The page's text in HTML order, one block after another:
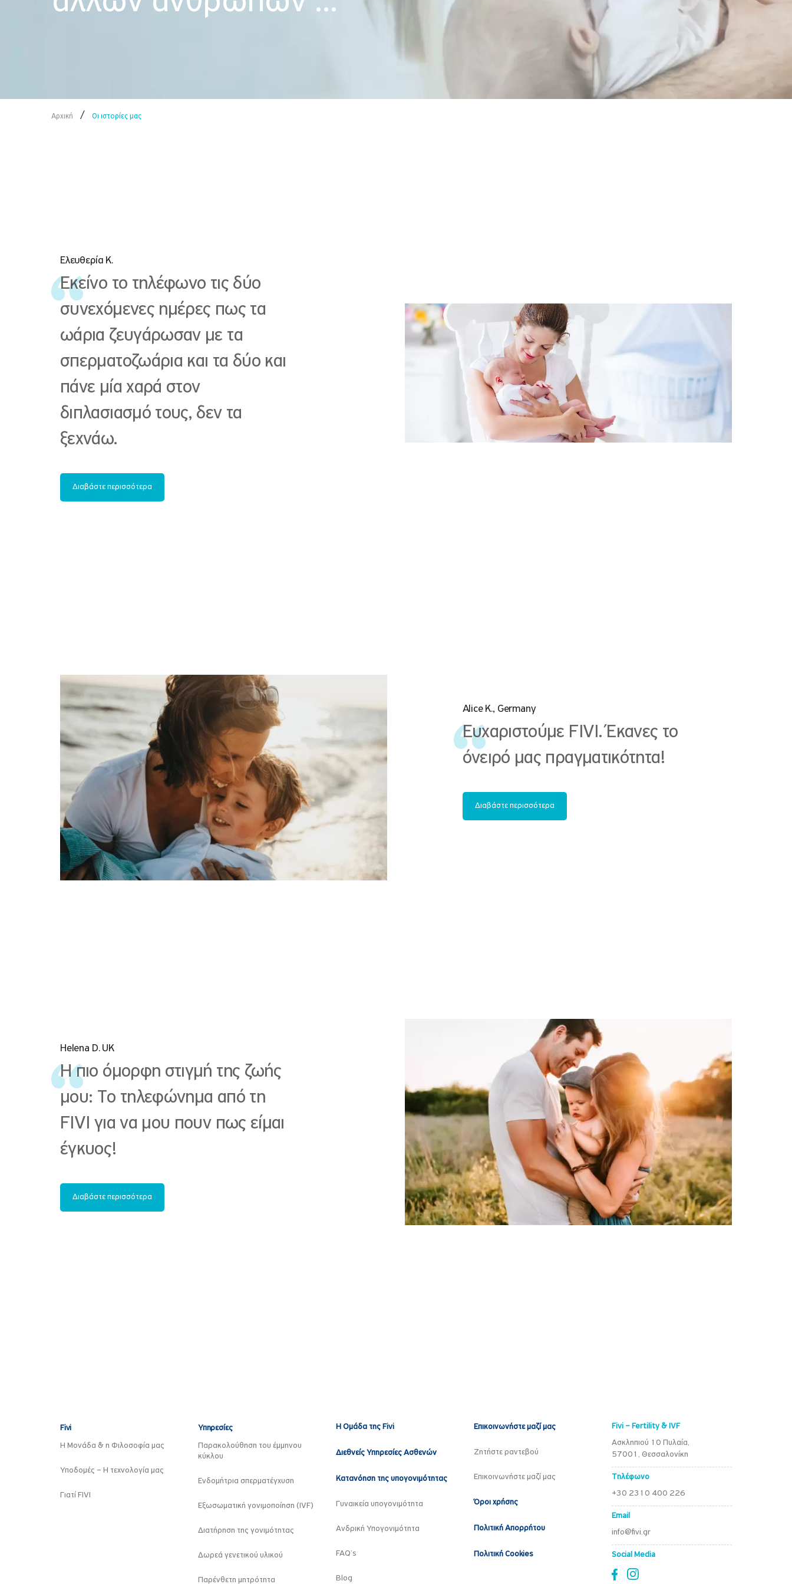
Αρχική / Οι ιστορίες μας
Ελευθερία Κ.
Εκείνο το τηλέφωνο τις δύο
συνεχόμενες ημέρες πως τα
ωάρια ζευγάρωσαν με τα
σπερματοζωάρια και τα δύο και
πάνε μία χαρά στον
διπλασιασμό τους, δεν τα
ξεχνάω.
Διαβάστε περισσότερα
Alice K., Germany
Ευχαριστούμε FIVI. Έκανες το
όνειρό μας πραγματικότητα!
Διαβάστε περισσότερα
Helena D. UK
Η πιο όμορφη στιγμή της ζωής
μου: Το τηλεφώνημα από τη
FIVI για να μου πουν πως είμαι
έγκυος!
Διαβάστε περισσότερα
Fivi
Η Μονάδα & η Φιλοσοφία μας
Υποδομές – Η τεχνολογία μας
Γιατί FIVI
Υπηρεσίες
Παρακολούθηση του έμμηνου
κύκλου
Ενδομήτρια σπερματέγχυση
Εξωσωματική γονιμοποίηση (IVF)
Διατήρηση της γονιμότητας
Δωρεά γενετικού υλικού
Παρένθετη μητρότητα
Η Ομάδα της Fivi
Διεθνείς Υπηρεσίες Ασθενών
Κατανόηση της υπογονιμότητας
Γυναικεία υπογονιμότητα
Ανδρική Υπογονιμότητα
FAQ’s
Blog
Επικοινωνήστε μαζί μας
Ζητήστε ραντεβού
Επικοινωνήστε μαζί μας
Όροι χρήσης
Πολιτική Απορρήτου
Πολιτική Cookies
Fivi – Fertility & IVF
Ασκληπιού 10 Πυλαία,
57001, Θεσσαλονίκη
Τηλέφωνο
+30 2310 400 226
Email
info@fivi.gr
Social Media